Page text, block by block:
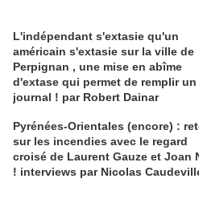
L'indépendant s'extasie qu'un
américain s'extasie sur la ville de
Perpignan , une mise en abîme
d'extase qui permet de remplir un
journal ! par Robert Dainar
Pyrénées-Orientales (encore) :
sur les incendies avec le regard
croisé de Laurent Gauze et Joan
! interviews par Nicolas